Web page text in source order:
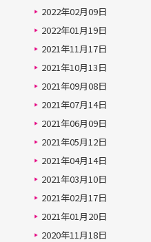
2022年02月09日
2022年01月19日
2021年11月17日
2021年10月13日
2021年09月08日
2021年07月14日
2021年06月09日
2021年05月12日
2021年04月14日
2021年03月10日
2021年02月17日
2021年01月20日
2020年11月18日